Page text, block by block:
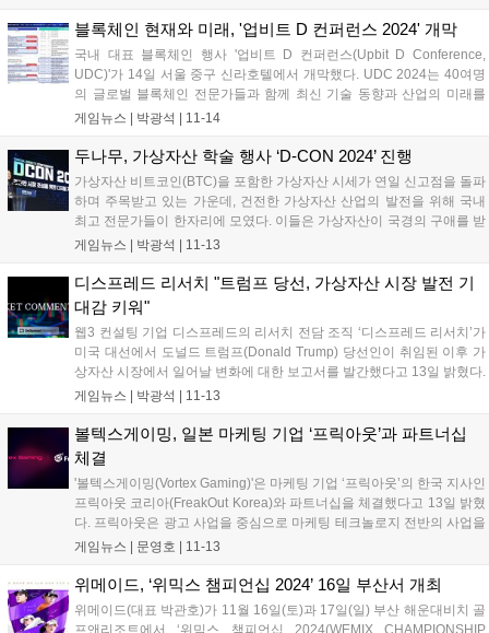
블록체인 현재와 미래, '업비트 D 컨퍼런스 2024' 개막
국내 대표 블록체인 행사 '업비트 D 컨퍼런스(Upbit D Conference,
UDC)'가 14일 서울 중구 신라호텔에서 개막했다. UDC 2024는 40여명
의 글로벌 블록체인 전문가들과 함께 최신 기술 동향과 산업의 미래를
논의하는 자리로, 온라인과 오프라인으로 동시 진행된다. UDC는 두나
게임뉴스 | 박광석 11-14
두나무, 가상자산 학술 행사 ‘D-CON 2024’ 진행
가상자산 비트코인(BTC)을 포함한 가상자산 시세가 연일 신고점을 돌파
하며 주목받고 있는 가운데, 건전한 가상자산 산업의 발전을 위해 국내
최고 전문가들이 한자리에 모였다. 이들은 가상자산이 국경의 구애를 받
지 않듯, 우리도 시야를 넓혀 산업을 바라봐야 한다고 입을 모았다. 블록
서 ‘디지털...
게임뉴스 | 박광석 11-13
디스프레드 리서치 "트럼프 당선, 가상자산 시장 발전 기
대감 키워"
웹3 컨설팅 기업 디스프레드의 리서치 전담 조직 ‘디스프레드 리서치’가
미국 대선에서 도널드 트럼프(Donald Trump) 당선인이 취임된 이후 가
상자산 시장에서 일어날 변화에 대한 보고서를 발간했다고 13일 밝혔다.
이번 보고서는 트럼프가 대통령으로 취임된 이후 중장기 관점으로 △차
큰(...
게임뉴스 | 박광석 11-13
볼텍스게이밍, 일본 마케팅 기업 ‘프릭아웃’과 파트너십
체결
'볼텍스게이밍(Vortex Gaming)'은 마케팅 기업 ‘프릭아웃’의 한국 지사인
프릭아웃 코리아(FreakOut Korea)와 파트너십을 체결했다고 13일 밝혔
다. 프릭아웃은 광고 사업을 중심으로 마케팅 테크놀로지 전반의 사업을
전개하는 기업 그룹으로, 일본에서 처음 인터넷 광고의 DSP를 사업화한
게임뉴스 | 문영호 11-13
위메이드, ‘위믹스 챔피언십 2024’ 16일 부산서 개최
위메이드(대표 박관호)가 11월 16일(토)과 17일(일) 부산 해운대비치 골
프앤리조트에서 ‘위믹스 챔피언십 2024(WEMIX CHAMPIONSHIP